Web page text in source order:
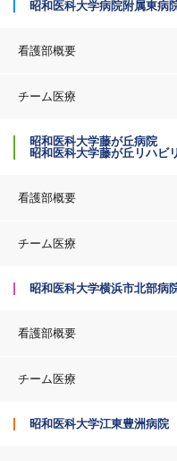
昭和医科大学病院附属東病
看護部概要
チーム医療
昭和医科大学藤が丘病院
昭和医科大学藤が丘リハビ
看護部概要
チーム医療
昭和医科大学横浜市北部病
看護部概要
チーム医療
昭和医科大学江東豊洲病院